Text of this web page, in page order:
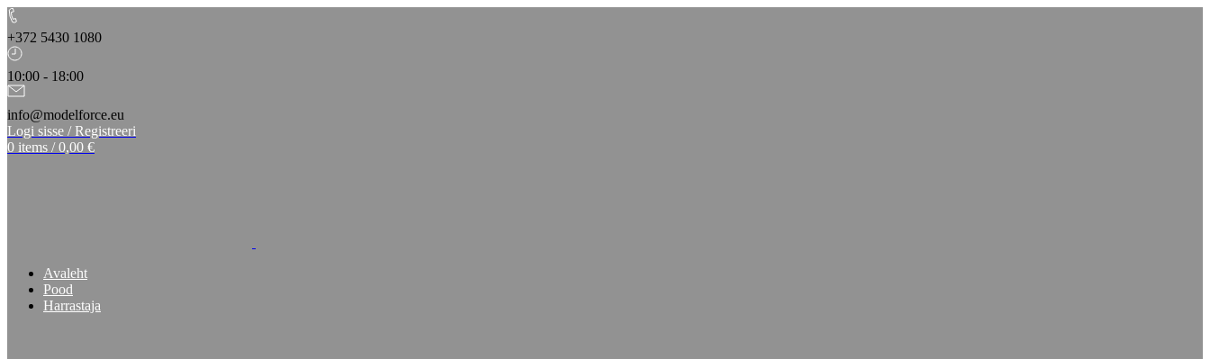
+372 5430 1080
10:00 - 18:00
info@modelforce.eu
Logi sisse / Registreeri
0 items / 0,00 €
Avaleht
Pood
Harrastaja